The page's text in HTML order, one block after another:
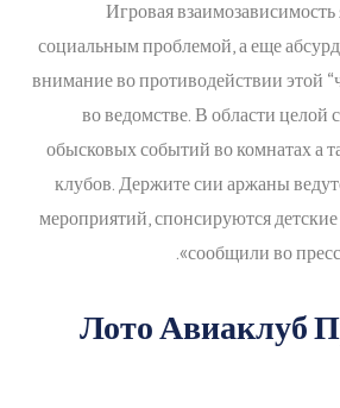
Игровая
социальным проблемой, а еще
внимание во противодействии этой
во ведомстве. В области целой
обысковых событий во комнатах а
клубов. Держите сии аржаны
мероприятий, спонсируются
сообщили во
Лото Авиаклуб